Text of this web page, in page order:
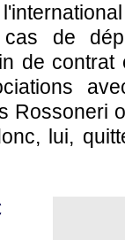
de
de
Rossoneri
lui,